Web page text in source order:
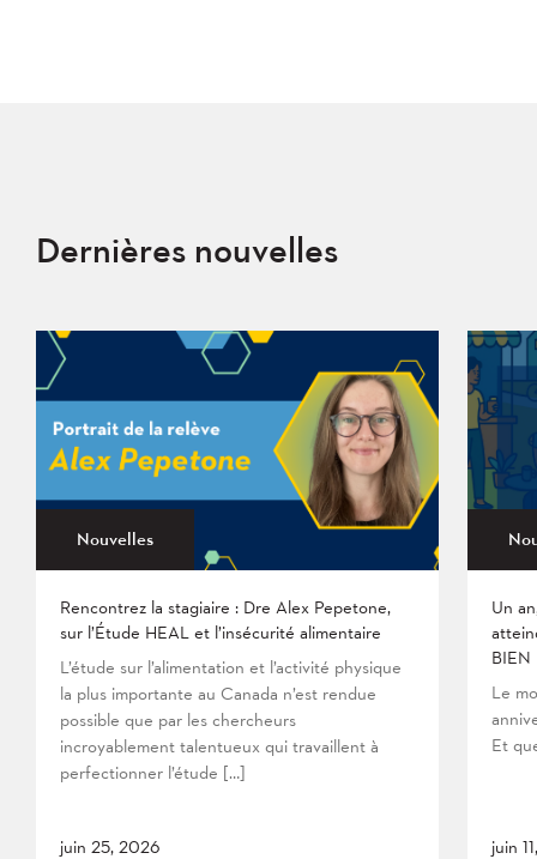
Dernières nouvelles
Nouvelles
Rencontrez la stagiaire : Dre Alex Pepetone,
sur l’Étude HEAL et l’insécurité alimentaire
L’étude sur l’alimentation et l’activité physique
la plus importante au Canada n’est rendue
possible que par les chercheurs
incroyablement talentueux qui travaillent à
perfectionner l’étude […]
juin 25, 2026
Un
BIEN
Le
Et
juin